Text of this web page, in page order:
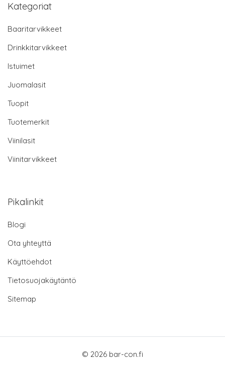
Kategoriat
Baaritarvikkeet
Drinkkitarvikkeet
Istuimet
Juomalasit
Tuopit
Tuotemerkit
Viinilasit
Viinitarvikkeet
Pikalinkit
Blogi
Ota yhteyttä
Käyttöehdot
Tietosuojakäytäntö
Sitemap
© 2026 bar-con.fi